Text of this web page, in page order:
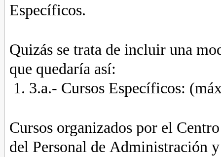
Específicos.
Quizás se trata de incluir una
que quedaría así:
3.a.- Cursos Específicos:
Cursos organizados por el
del Personal de Administración